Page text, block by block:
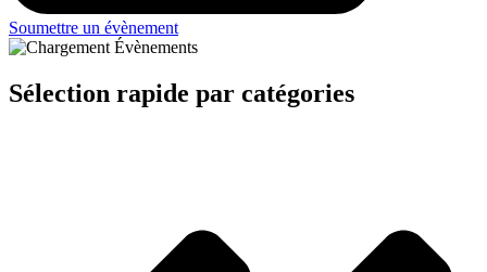
Soumettre un évènement
Sélection rapide par catégories